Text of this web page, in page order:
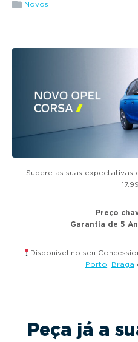
g
i
Novos
Supere as suas expectativas
Preço
Garantia de 5
Disponível no seu
Porto, Braga
Peça já a